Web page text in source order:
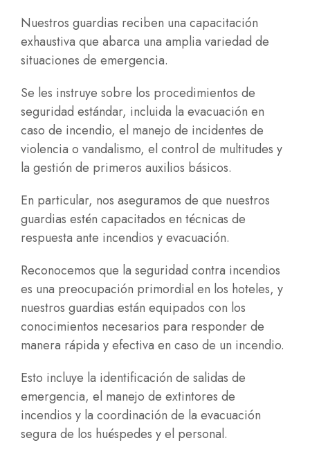
Nuestros guardias reciben una capacitación
exhaustiva que abarca una amplia variedad de
situaciones de emergencia.
Se les instruye sobre los procedimientos de
seguridad estándar, incluida la evacuación en
caso de incendio, el manejo de incidentes de
violencia o vandalismo, el control de multitudes y
la gestión de primeros auxilios básicos.
En particular, nos aseguramos de que nuestros
guardias estén capacitados en técnicas de
respuesta ante incendios y evacuación.
Reconocemos que la seguridad contra incendios
es una preocupación primordial en los hoteles, y
nuestros guardias están equipados con los
conocimientos necesarios para responder de
manera rápida y efectiva en caso de un incendio.
Esto incluye la identificación de salidas de
emergencia, el manejo de extintores de
incendios y la coordinación de la evacuación
segura de los huéspedes y el personal.